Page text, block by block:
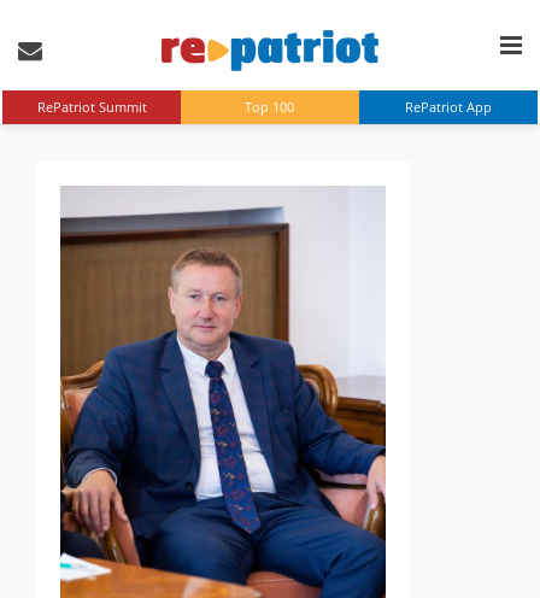
RePatriot Summit Top 100 RePatriot App